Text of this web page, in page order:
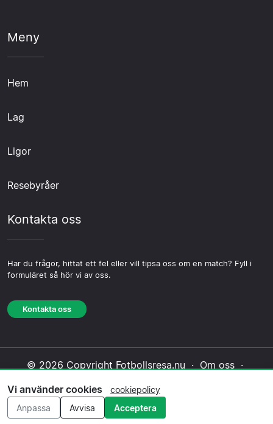
Meny
Hem
Lag
Ligor
Resebyråer
Kontakta oss
Har du frågor, hittat ett fel eller vill tipsa oss om en match? Fyll i
formuläret så hör vi av oss.
Kontakta oss
© 2026 Copyright Fotbollsresa.nu · Om oss ·
Redaktionell policy
Vi använder cookies
cookiepolicy
Anpassa
Avvisa Acceptera